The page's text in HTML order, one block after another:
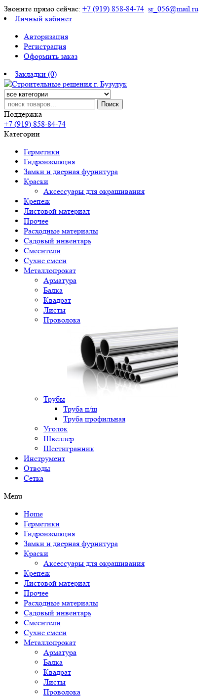
Звоните прямо сейчас: +7 (919) 858-84-74 sr_056@mail.ru
Личный кабинет
Авторизация
Регистрация
Оформить заказ
Закладки (0)
Поиск
Поддержка
+7 (919) 858-84-74
Категории
Герметики
Гидроизоляция
Замки и дверная фурнитура
Краски
Аксессуары для окрашивания
Крепеж
Листовой материал
Прочее
Расходные материалы
Садовый инвентарь
Смесители
Сухие смеси
Металлопрокат
Арматура
Балка
Квадрат
Листы
Проволока
Трубы
Труба п/ш
Труба профильная
Уголок
Швеллер
Шестигранник
Инструмент
Отводы
Сетка
Menu
Home
Герметики
Гидроизоляция
Замки и дверная фурнитура
Краски
Аксессуары для окрашивания
Крепеж
Листовой материал
Прочее
Расходные материалы
Садовый инвентарь
Смесители
Сухие смеси
Металлопрокат
Арматура
Балка
Квадрат
Листы
Проволока